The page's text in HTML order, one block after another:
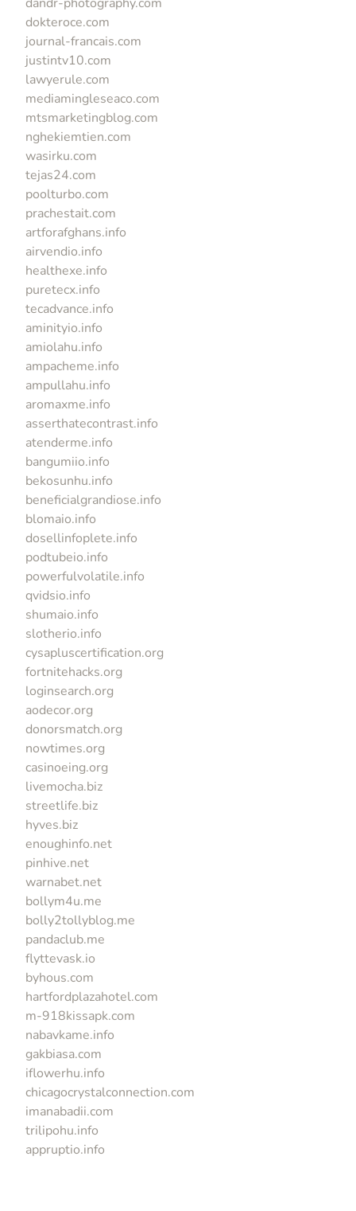
dokteroce.com
journal-francais.com
justintv10.com
lawyerule.com
mediamingleseaco.com
mtsmarketingblog.com
nghekiemtien.com
wasirku.com
tejas24.com
poolturbo.com
prachestait.com
artforafghans.info
airvendio.info
healthexe.info
puretecx.info
tecadvance.info
aminityio.info
amiolahu.info
ampacheme.info
ampullahu.info
aromaxme.info
asserthatecontrast.info
atenderme.info
bangumiio.info
bekosunhu.info
beneficialgrandiose.info
blomaio.info
dosellinfoplete.info
podtubeio.info
powerfulvolatile.info
qvidsio.info
shumaio.info
slotherio.info
cysapluscertification.org
fortnitehacks.org
loginsearch.org
aodecor.org
donorsmatch.org
nowtimes.org
casinoeing.org
livemocha.biz
streetlife.biz
hyves.biz
enoughinfo.net
pinhive.net
warnabet.net
bollym4u.me
bolly2tollyblog.me
pandaclub.me
flyttevask.io
byhous.com
hartfordplazahotel.com
m-918kissapk.com
nabavkame.info
gakbiasa.com
iflowerhu.info
chicagocrystalconnection.com
imanabadii.com
trilipohu.info
appruptio.info